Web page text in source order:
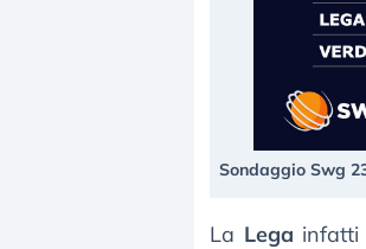
Sondaggio Swg
La Lega infatti